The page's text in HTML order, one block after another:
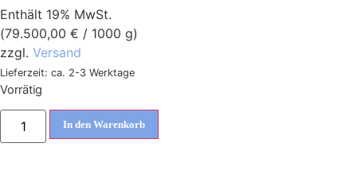
Enthält 19% MwSt.
(79.500,00 € / 1000 g)
zzgl. Versand
Lieferzeit: ca. 2-3 Werktage
Vorrätig
In den Warenkorb